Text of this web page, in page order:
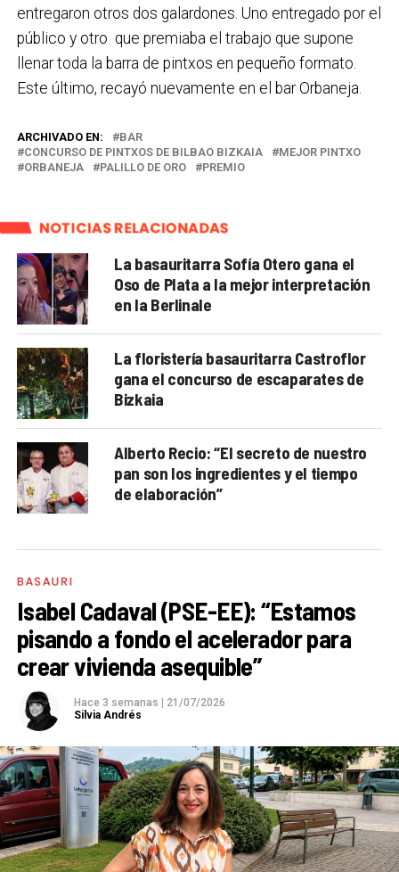
entregaron otros dos galardones. Uno entregado por el
público y otro que premiaba el trabajo que supone
llenar toda la barra de pintxos en pequeño formato.
Este último, recayó nuevamente en el bar Orbaneja.
ARCHIVADO EN:
BAR
CONCURSO DE PINTXOS DE BILBAO BIZKAIA
MEJOR PINTXO
ORBANEJA
PALILLO DE ORO PREMIO
NOTICIAS RELACIONADAS
La basauritarra Sofía Otero gana el
Oso de Plata a la mejor interpretación
en la Berlinale
La floristería basauritarra Castroflor
gana el concurso de escaparates de
Bizkaia
Alberto Recio: “El secreto de nuestro
pan son los ingredientes y el tiempo
de elaboración”
BASAURI
Isabel Cadaval (PSE-EE): “Estamos
pisando a fondo el acelerador para
crear vivienda asequible”
Hace 3 semanas
21/07/2026
Silvia Andrés